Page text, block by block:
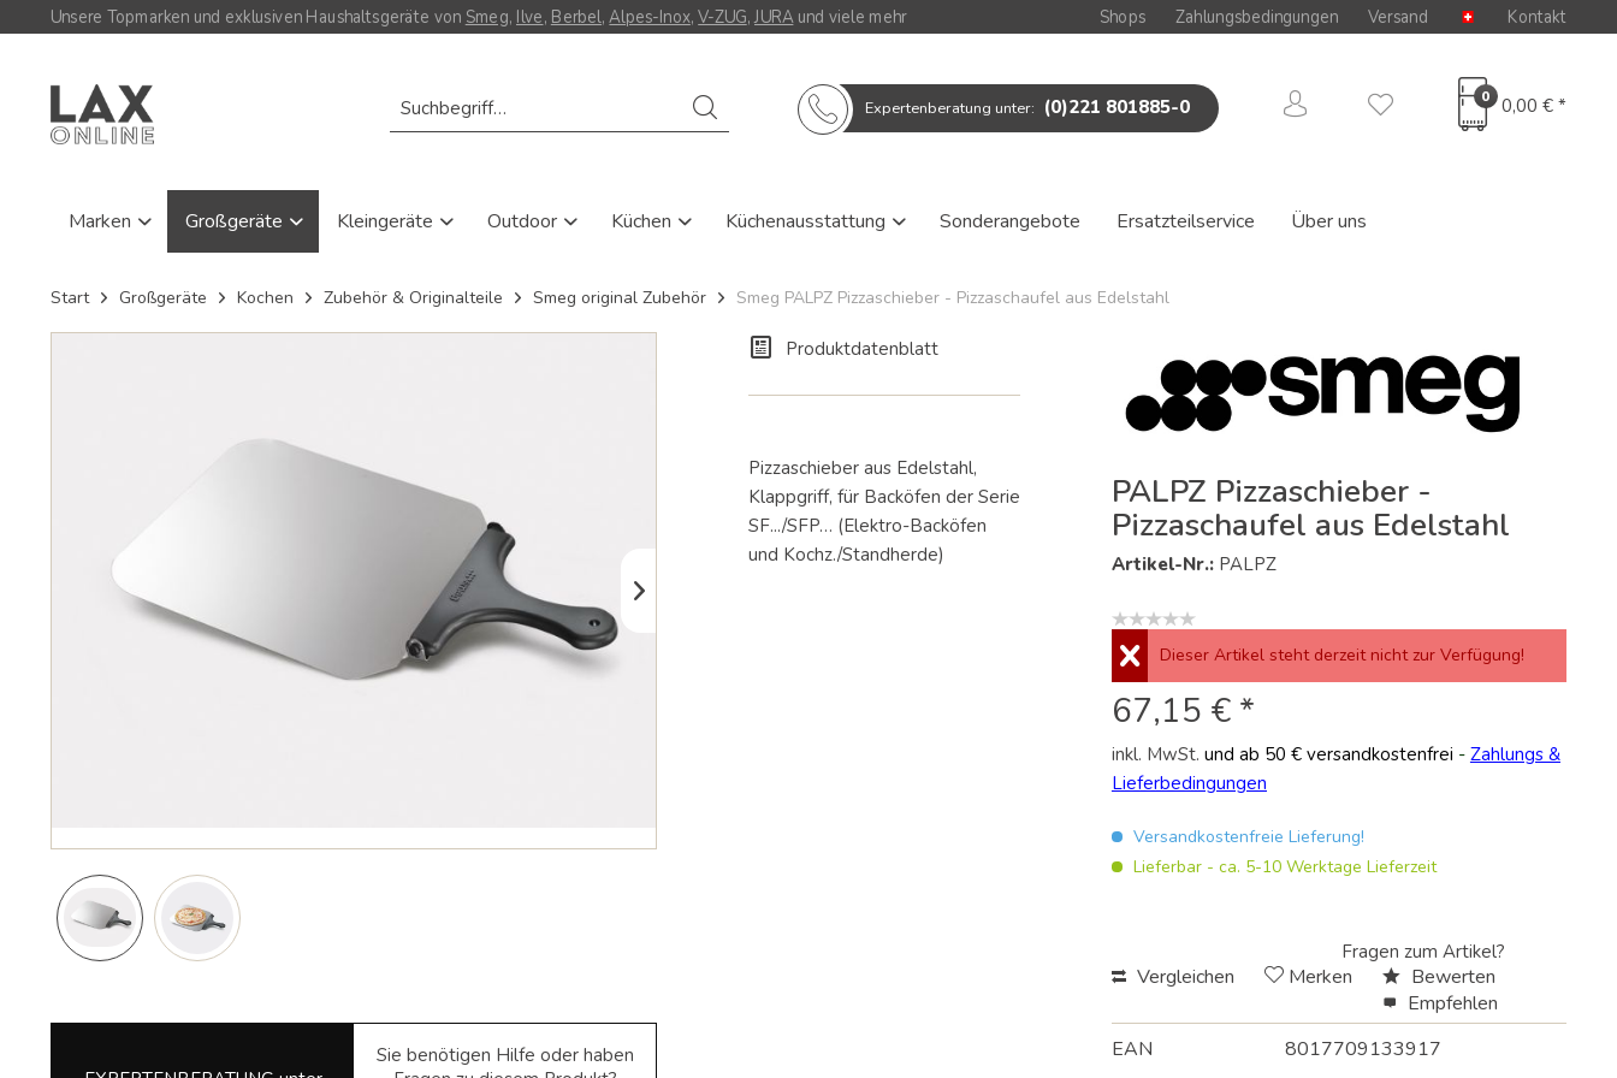
Unsere Topmarken und exklusiven Haushaltsgeräte von Smeg, Ilve, Berbel,Alpes-Inox,V-ZUG,JURAund viele mehr Shops Zahlungsbedingungen Versand Kontakt
Verwende
Pfeile
und
unten,
verfügbare
auszuwählen.
die
zum
ausgewählten
Suchergebnis
gelangen.
Expertenberatung unter: (0)221 801885-0 0 0,00 € *
Marken Großgeräte Kleingeräte Outdoor Küchen Küchenausstattung Sonderangebote Ersatzteilservice Über uns
Start Großgeräte Kochen Zubehör & Originalteile Smeg original Zubehör Smeg PALPZ Pizzaschieber - Pizzaschaufel aus Edelstahl
Sie benötigen Hilfe oder haben
Produktdatenblatt
Pizzaschieber aus Edelstahl,
Klappgriff, für Backöfen der Serie
SF.../SFP… (Elektro-Backöfen
und Kochz./Standherde)
PALPZ Pizzaschieber -
Pizzaschaufel aus Edelstahl
Artikel-Nr.: PALPZ
Dieser Artikel steht derzeit nicht zur Verfügung!
67,15 € *
inkl. MwSt. und ab 50 € versandkostenfrei - Zahlungs &
Lieferbedingungen
Versandkostenfreie Lieferung!
Lieferbar - ca. 5-10 Werktage Lieferzeit
Fragen zum Artikel?
Vergleichen Merken
Bewerten
Empfehlen
EAN
8017709133917